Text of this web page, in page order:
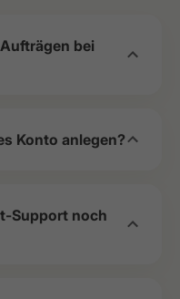
bei
Konto anlegen?
Support noch